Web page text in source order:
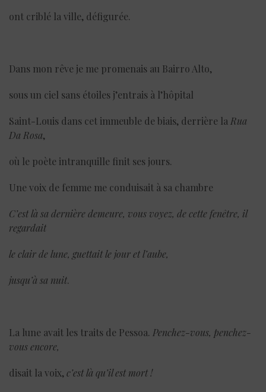
ont criblé la ville, défigurée.
Dans mon rêve je me promenais au Bairro Alto,
sous un ciel sans étoiles j’entrais à l’hôpital
Saint-Louis dans cet immeuble de biais, derrière la Rua
Da Rosa,
où le poète intranquille finit ses jours.
Une voix de femme me conduisait à sa chambre
C’est là sa dernière demeure, vous voyez, de cette fenêtre, il
regardait
le clair de lune, guettait le jour et l’aube,
jusqu’à sa nuit.
La lune avait les traits de Pessoa. Penchez-vous, penchez-
vous encore,
disait la voix, c’est là qu’il est mort !